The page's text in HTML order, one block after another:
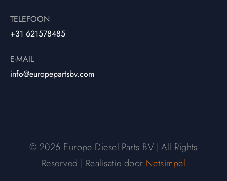
TELEFOON
+31 621578485
E-MAIL
info@europepartsbv.com
© 2026 Europe Diesel Parts BV | All Rights
Reserved | Realisatie door Netsimpel